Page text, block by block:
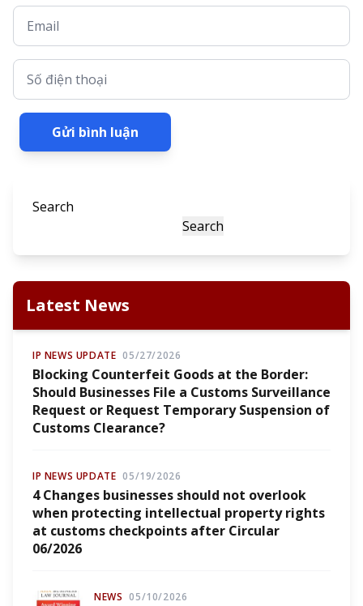
Email
Số điện thoại
Gửi bình luận
Search
Search
Latest News
IP NEWS UPDATE 05/27/2026
Blocking Counterfeit Goods at the Border:
Should Businesses File a Customs Surveillance
Request or Request Temporary Suspension of
Customs Clearance?
IP NEWS UPDATE 05/19/2026
4 Changes businesses should not overlook
when protecting intellectual property rights
at customs checkpoints after Circular
06/2026
NEWS 05/10/2026